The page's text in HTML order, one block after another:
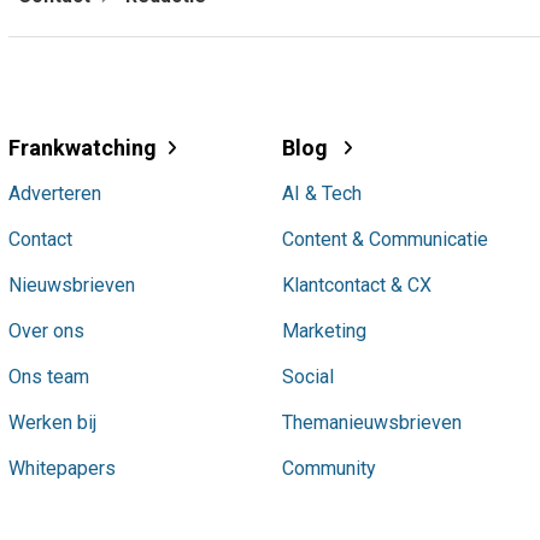
Frankwatching
Adverteren
Contact
Nieuwsbrieven
Over ons
Ons team
Werken bij
Whitepapers
Blog
AI & Tech
Content & Communicatie
Klantcontact & CX
Marketing
Social
Themanieuwsbrieven
Community